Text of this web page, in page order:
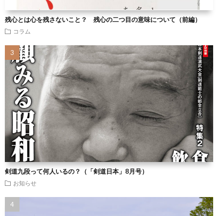
残心とは心を残さないこと？ 残心の二つ目の意味について（前編）
コラム
剣道九段って何人いるの？（「剣道日本」8月号）
お知らせ